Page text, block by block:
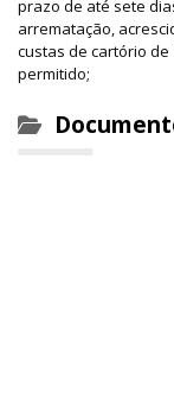
prazo de até sete
arrematação,
custas de cartório de
permitido;